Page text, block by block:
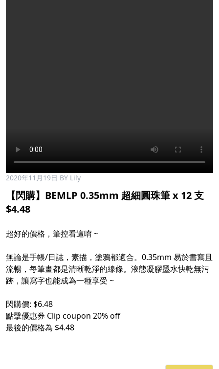
2020年11月19日 BY Lily
【閃購】BEMLP 0.35mm 超細圓珠筆 x 12 支
$4.48
超好的價格，筆控看這唷 ~
無論是手帳/日誌，素描，塗鴉都適合。0.35mm 易於書寫且
流暢，每筆畫都是清晰乾淨的線條。液態凝膠墨水快乾無污
跡，讓寫字也能成為一種享受 ~
閃購價: $6.48
點擊優惠券 Clip coupon 20% off
最後的價格為 $4.48